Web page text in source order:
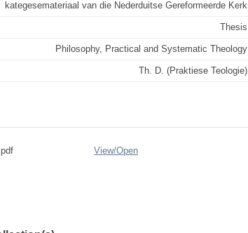
kategesemateriaal van die Nederduitse Gereformeerde Kerk
Thesis
Philosophy, Practical and Systematic Theology
Th. D. (Praktiese Teologie)
View/Open